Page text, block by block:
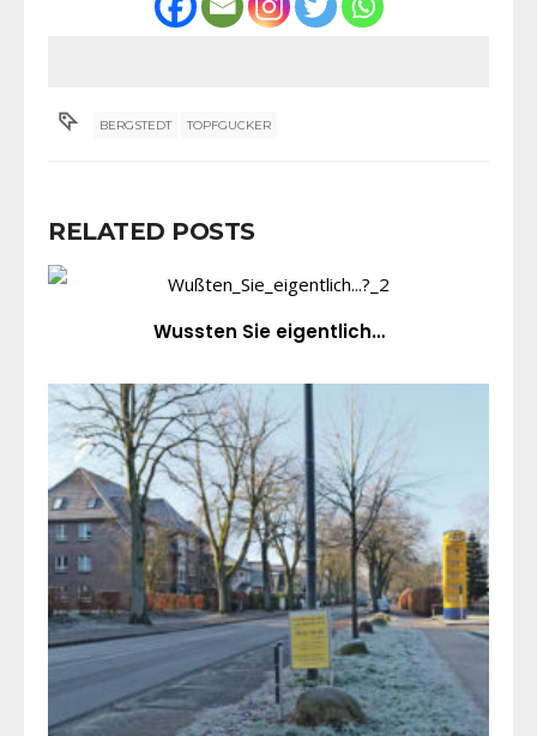
BERGSTEDT TOPFGUCKER
RELATED POSTS
Wussten Sie eigentlich…